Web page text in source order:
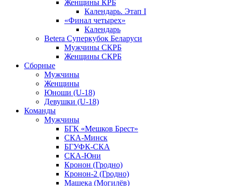
Женщины КРБ
Календарь. Этап I
«Финал четырех»
Календарь
Betera Суперкубок Беларуси
Мужчины СКРБ
Женщины СКРБ
Сборные
Мужчины
Женщины
Юноши (U-18)
Девушки (U-18)
Команды
Мужчины
БГК «Мешков Брест»
СКА-Минск
БГУФК-СКА
СКА-Юни
Кронон (Гродно)
Кронон-2 (Гродно)
Машека (Могилёв)